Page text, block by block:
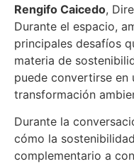
Rengifo Caicedo,
Durante el espacio,
principales desafíos
materia de
puede convertirse
transformación
Durante la
cómo la
complementario a